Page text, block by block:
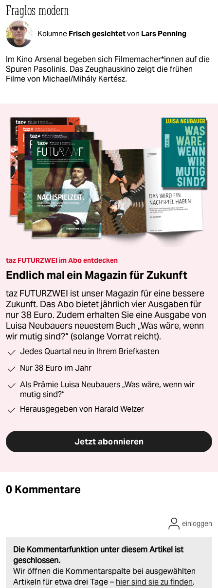
Fraglos modern
Kolumne Frisch gesichtetvon Lars Penning
Im Kino Arsenal begeben sich Fil­me­ma­che­r*in­nen auf die
Spuren Pasolinis. Das Zeughauskino zeigt die frühen
Filme von Michael/Mihály Kertész.
taz FUTURZWEI im Abo entdecken
Endlich mal ein Magazin für Zukunft
taz FUTURZWEI ist unser Magazin für eine bessere
Zukunft. Das Abo bietet jährlich vier Ausgaben für
nur 38 Euro. Zudem erhalten Sie eine Ausgabe von
Luisa Neubauers neuestem Buch „Was wäre, wenn
wir mutig sind?“ (solange Vorrat reicht).
Jedes Quartal neu in Ihrem Briefkasten
Nur 38 Euro im Jahr
Als Prämie Luisa Neubauers „Was wäre, wenn wir
mutig sind?“
Herausgegeben von Harald Welzer
Jetzt abonnieren
0 Kommentare
Die Kommentarfunktion unter diesem Artikel ist
geschlossen.
Wir öffnen die Kommentarspalte bei ausgewählten
Artikeln für etwa drei Tage – hier sind sie zu finden.
einloggen